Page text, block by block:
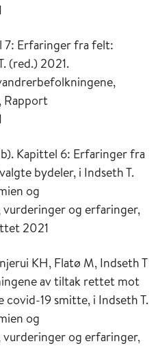
7: Erfaringer fra felt:
(red.) 2021.
Rapport
Kapittel 6: Erfaringer fra
bydeler, i Indseth T.
og
og erfaringer,
2021
KH, Flatø M, Indseth T
av tiltak rettet mot
19 smitte, i Indseth T.
og
og erfaringer,